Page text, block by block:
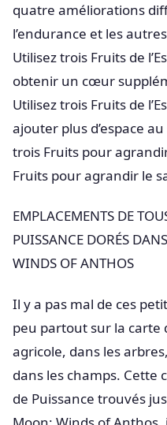
quatre améliorations
l’endurance et les
Utilisez trois Fruits de
obtenir un cœur
Utilisez trois Fruits de
ajouter plus d’espace
trois Fruits pour
Fruits pour agrandir le
EMPLACEMENTS DE
PUISSANCE DORÉS
WINDS OF ANTHOS
Il y a pas mal de ces
peu partout sur la carte
agricole, dans les
dans les champs. Cette
de Puissance trouvés